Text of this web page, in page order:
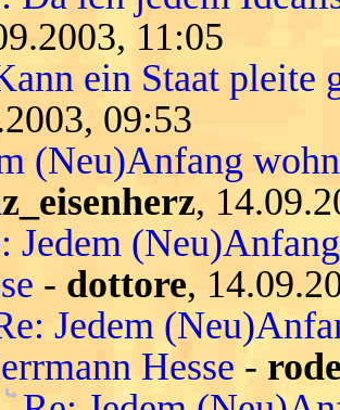
11:05
ein Staat pleite
09:53
(Neu)Anfang
,
Jedem
- dottore,
Jedem
Hesse -